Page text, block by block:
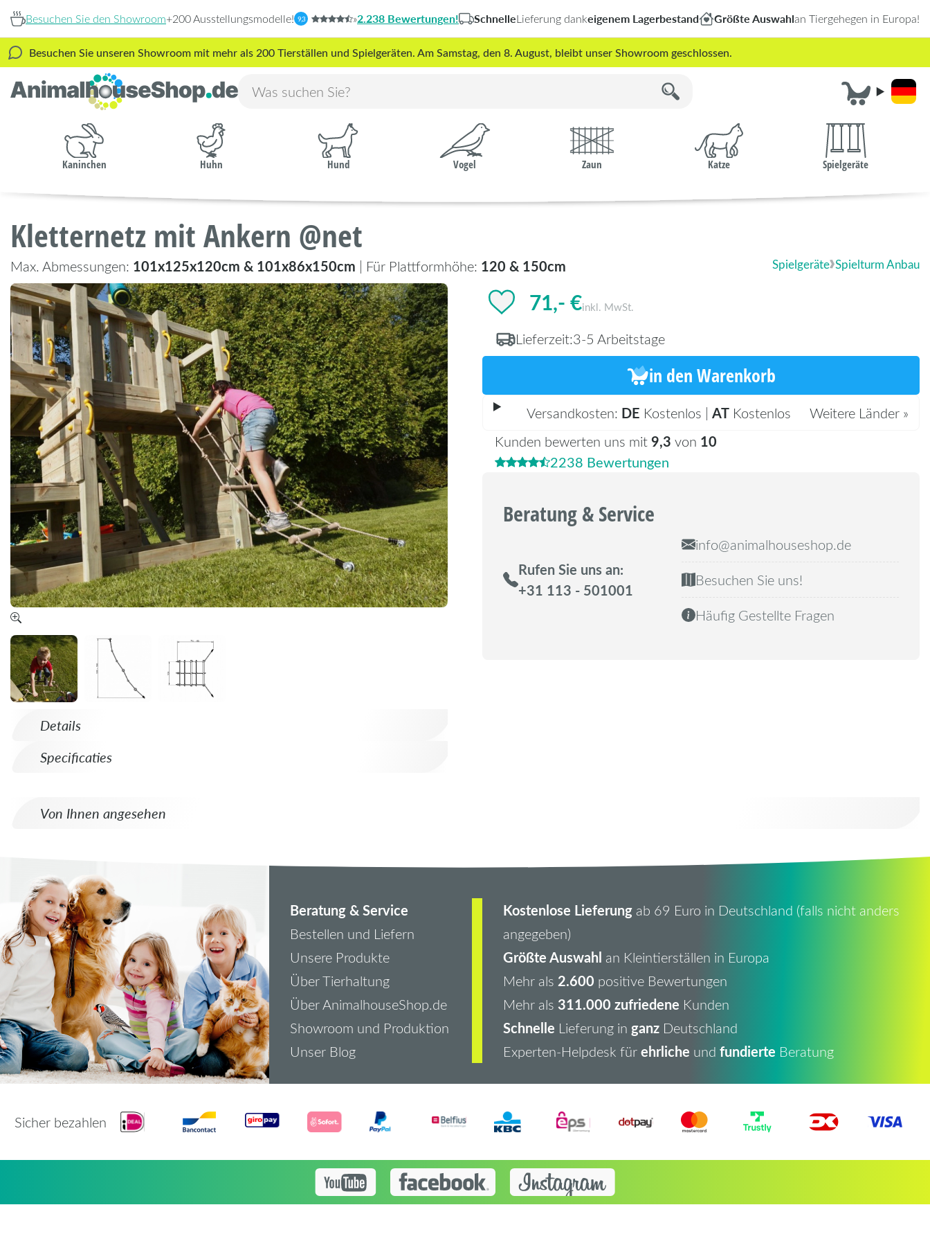
Besuchen Sie den Showroom+200 Ausstellungsmodelle! 9,3 »2.238 Bewertungen! SchnelleLieferung dankeigenem Lagerbestand Größte Auswahlan Tiergehegen in Europa!
Besuchen Sie unseren Showroom mit mehr als 200 Tierställen und Spielgeräten. Am Samstag, den 8. August, bleibt unser Showroom geschlossen.
Kaninchen Huhn Hund Vogel Zaun Katze Spielgeräte
Kletternetz mit Ankern @net
Max. Abmessungen: 101x125x120cm & 101x86x150cm | Für Plattformhöhe: 120 & 150cm Spielgeräte Spielturm Anbau
Details
Specificaties
71,- €inkl. MwSt.
Lieferzeit:3-5 Arbeitstage
in den Warenkorb
Versandkosten: DE Kostenlos |AT Kostenlos
Weitere Länder »
Kunden bewerten uns mit9,3 von 10
2238 Bewertungen
Beratung & Service
Rufen Sie uns an:
+31 113 - 501001
info@animalhouseshop.de
Besuchen Sie uns!
Häufig Gestellte Fragen
Von Ihnen angesehen
Beratung & Service
Bestellen und Liefern
Unsere Produkte
Über Tierhaltung
Über AnimalhouseShop.de
Showroom und Produktion
Unser Blog
Kostenlose Lieferungab 69 Euro in Deutschland (falls nicht anders
angegeben)
Größte Auswahl an Kleintierställen in Europa
Mehr als 2.600 positive Bewertungen
Mehr als 311.000 zufriedene Kunden
Schnelle Lieferung in ganzDeutschland
Experten-Helpdesk fürehrliche und fundierte Beratung
Sicher bezahlen